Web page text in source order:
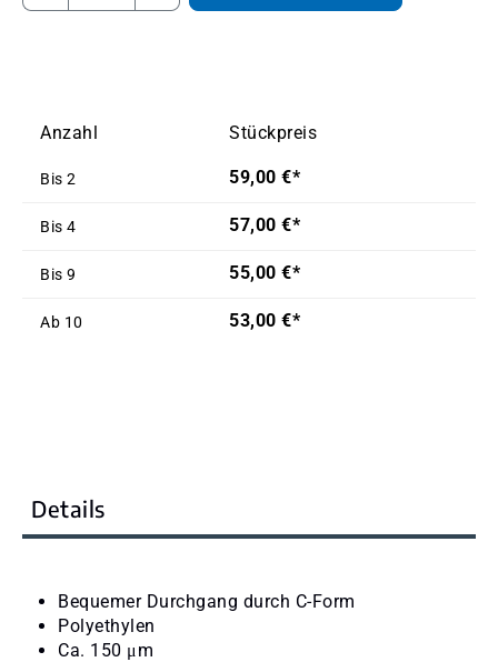
Anzahl Stückpreis
Bis 2 59,00 €*
Bis 4 57,00 €*
Bis 9 55,00 €*
Ab 10 53,00 €*
Details
Bequemer Durchgang durch C-Form
Polyethylen
Ca. 150 μm